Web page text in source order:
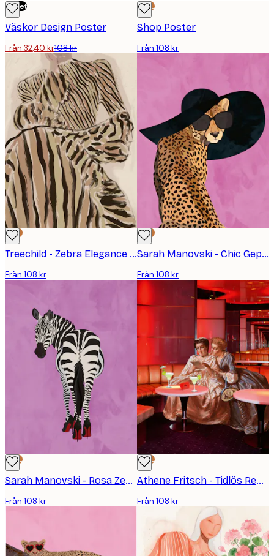
Outlet
Väskor Design Poster
Från 32,40 kr108 kr
DEAL
Shop Poster
Från 108 kr
DEAL
Treechild - Zebra Elegance Poster
Från 108 kr
DEAL
Sarah Manovski - Chic Gepard Solglasögon Poster
Från 108 kr
DEAL
Sarah Manovski - Rosa Zebra Högklackat Poster
Från 108 kr
DEAL
Athene Fritsch - Tidlös Rendezvous Poster
Från 108 kr